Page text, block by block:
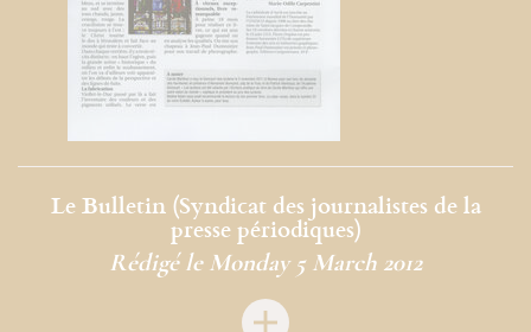
Le Bulletin (Syndicat des journalistes de la
presse périodiques)
Rédigé le Monday 5 March 2012